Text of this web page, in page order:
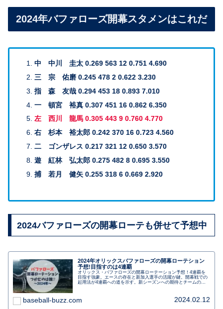
2024年バファローズ開幕スタメンはこれだ
中 中川 圭太 0.269 563 12 0.751 4.690
三 宗 佑磨 0.245 478 2 0.622 3.230
指 森 友哉 0.294 453 18 0.893 7.010
一 頓宮 裕真 0.307 451 16 0.862 6.350
左 西川 龍馬 0.305 443 9 0.760 4.770
右 杉本 裕太郎 0.242 370 16 0.723 4.560
二 ゴンザレス 0.217 321 12 0.650 3.570
遊 紅林 弘太郎 0.275 482 8 0.695 3.550
捕 若月 健矢 0.255 318 6 0.669 2.920
2024バファローズの開幕ローテも併せて予想中
2024年オリックスバファローズの開幕ローテション
予想!目指すのは4連覇
オリックス・バファローズの開幕ローテーション予想！4連覇を
目指す強豪。エースの存在と新加入選手の活躍が鍵。開幕戦での
起用法が4連覇への道を示す。新シーズンへの期待とチームの強
baseball-buzz.com 2024.02.12